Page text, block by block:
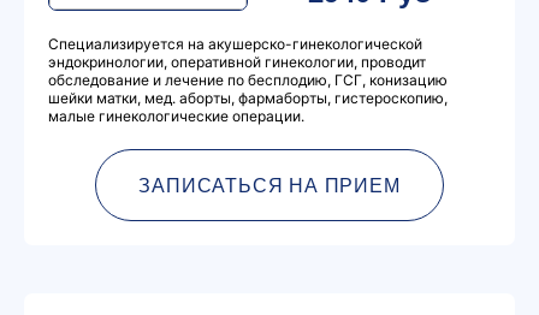
Специализируется на акушерско-гинекологической
эндокринологии, оперативной гинекологии, проводит
обследование и лечение по бесплодию, ГСГ, конизацию
шейки матки, мед. аборты, фармаборты, гистероскопию,
малые гинекологические операции.
ЗАПИСАТЬСЯ НА ПРИЕМ